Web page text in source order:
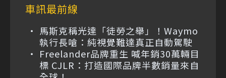
車訊最前線
馬斯克稱光達「徒勞之舉」！Waymo
執行長嗆：純視覺難達真正自動駕駛
Freelander品牌重生 喊年銷30萬輛目
標 CJLR：打造國際品牌半數銷量來自